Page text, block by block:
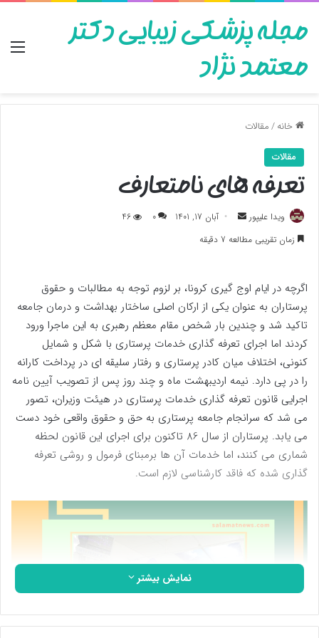
مجله پزشکی زیبایی دکتر
معتمد نژاد
خانه/مقالات
مقالات
تعرفه های نامتعارف
ویدا علیپور
ارسال
به
آبان 17, 1401 0
46
زمان تقریبی مطالعه 7 دقیقه
اگرچه در ایام اوج گیری کرونا، بر لزوم توجه به مطالبات و حقوق
پرستاران به عنوان یکی از ارکان اصلی ساختار بهداشت و درمان جامعه
تاکید شد و چندین بار شخص مقام معظم رهبری به این ماجرا ورود
کردند اما اجرای تعرفه گذاری خدمات پرستاری با شکل و شمایل
کنونی، اختلاف میان کادر پرستاری و رفتار سلیقه ای در پرداخت کارانه
را در پی دارد. نیمه اردیبهشت ماه و چند روز پس از تصویب آیین نامه
اجرایی قانون تعرفه گذاری خدمات پرستاری در هیئت وزیران، تصور
می شد که سرانجام جامعه پرستاری به حق و حقوق واقعی خود دست
می یابد. پرستاران از سال 86 تاکنون برای اجرای این قانون لحظه
شماری می کنند، اما خدمات آن ها برمبنای فرمول و روشی تعرفه
گذاری شده که فاقد کارشناسی لازم است.
نمایش بیشتر